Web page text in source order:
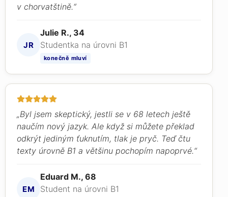
v chorvatštině.“
JR
Julie R., 34
Studentka na úrovni B1
konečně mluví
„Byl jsem skeptický, jestli se v 68 letech ještě
naučím nový jazyk. Ale když si můžete překlad
odkrýt jediným ťuknutím, tlak je pryč. Teď čtu
texty úrovně B1 a většinu pochopím napoprvé.“
EM
Eduard M., 68
Student na úrovni B1